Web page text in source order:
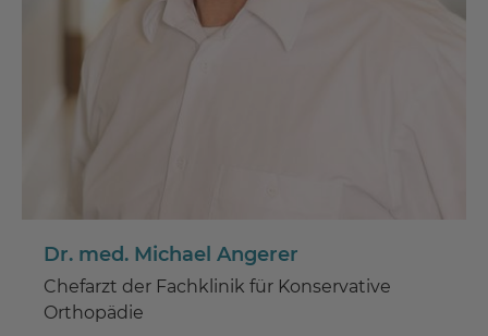
Dr. med. Michael Angerer
Chefarzt der Fachklinik für Konservative
Orthopädie